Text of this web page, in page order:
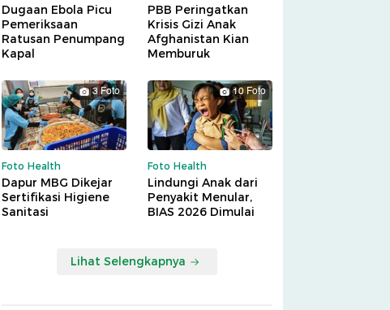
Dugaan Ebola Picu
Pemeriksaan
Ratusan Penumpang
Kapal
PBB Peringatkan
Krisis Gizi Anak
Afghanistan Kian
Memburuk
3 Foto
Foto Health
Dapur MBG Dikejar
Sertifikasi Higiene
Sanitasi
10 Foto
Foto Health
Lindungi Anak dari
Penyakit Menular,
BIAS 2026 Dimulai
Lihat Selengkapnya